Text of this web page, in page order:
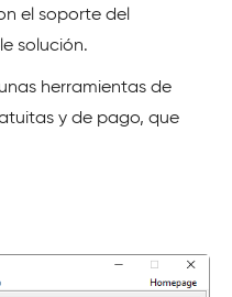
el soporte del
solución.
herramientas de
y de pago, que